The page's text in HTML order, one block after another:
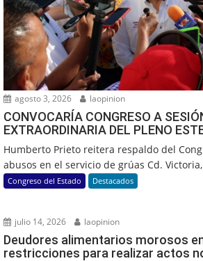
agosto 3, 2026 laopinion
CONVOCARÍA CONGRESO A
EXTRAORDINARIA DEL PLENO
Humberto Prieto reitera respaldo del
abusos en el servicio de grúas Cd.
Congreso del Estado Destacados
julio 14, 2026 laopinion
Deudores alimentarios morosos
restricciones para realizar actos